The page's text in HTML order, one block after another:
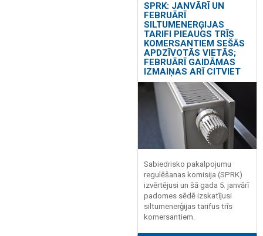
SPRK: JANVĀRĪ UN
FEBRUĀRĪ
SILTUMENERĢIJAS
TARIFI PIEAUGS TRĪS
KOMERSANTIEM SEŠĀS
APDZĪVOTĀS VIETĀS;
FEBRUĀRĪ GAIDĀMAS
IZMAIŅAS ARĪ CITVIET
Sabiedrisko pakalpojumu
regulēšanas komisija (SPRK)
izvērtējusi un šā gada 5. janvārī
padomes sēdē izskatījusi
siltumenerģijas tarifus trīs
komersantiem.